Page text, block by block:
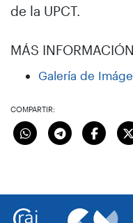
de la UPCT.
MÁS INFORMACIÓN
Galería de
COMPARTIR: